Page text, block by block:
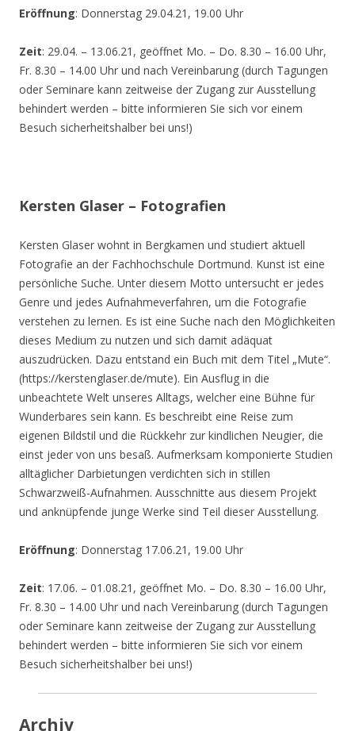
Eröffnung: Donnerstag 29.04.21, 19.00 Uhr
Zeit: 29.04. – 13.06.21, geöffnet Mo. – Do. 8.30 – 16.00 Uhr,
Fr. 8.30 – 14.00 Uhr und nach Vereinbarung (durch Tagungen
oder Seminare kann zeitweise der Zugang zur Ausstellung
behindert werden – bitte informieren Sie sich vor einem
Besuch sicherheitshalber bei uns!)
Kersten Glaser – Fotografien
Kersten Glaser wohnt in Bergkamen und studiert aktuell
Fotografie an der Fachhochschule Dortmund. Kunst ist eine
persönliche Suche. Unter diesem Motto untersucht er jedes
Genre und jedes Aufnahmeverfahren, um die Fotografie
verstehen zu lernen. Es ist eine Suche nach den Möglichkeiten
dieses Medium zu nutzen und sich damit adäquat
auszudrücken. Dazu entstand ein Buch mit dem Titel „Mute“.
(https://kerstenglaser.de/mute). Ein Ausflug in die
unbeachtete Welt unseres Alltags, welcher eine Bühne für
Wunderbares sein kann. Es beschreibt eine Reise zum
eigenen Bildstil und die Rückkehr zur kindlichen Neugier, die
einst jeder von uns besaß. Aufmerksam komponierte Studien
alltäglicher Darbietungen verdichten sich in stillen
Schwarzweiß-Aufnahmen. Ausschnitte aus diesem Projekt
und anknüpfende junge Werke sind Teil dieser Ausstellung.
Eröffnung: Donnerstag 17.06.21, 19.00 Uhr
Zeit: 17.06. – 01.08.21, geöffnet Mo. – Do. 8.30 – 16.00 Uhr,
Fr. 8.30 – 14.00 Uhr und nach Vereinbarung (durch Tagungen
oder Seminare kann zeitweise der Zugang zur Ausstellung
behindert werden – bitte informieren Sie sich vor einem
Besuch sicherheitshalber bei uns!)
Archiv